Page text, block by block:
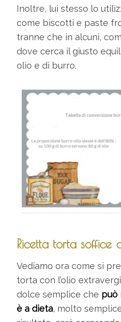
Inoltre, lui stesso lo
come biscotti e paste
tranne che in alcuni,
dove cerca il giusto
olio e di burro.
Ricetta torta soffice
Vediamo ora come si
torta con l’olio
dolce semplice che può
è a dieta, molto